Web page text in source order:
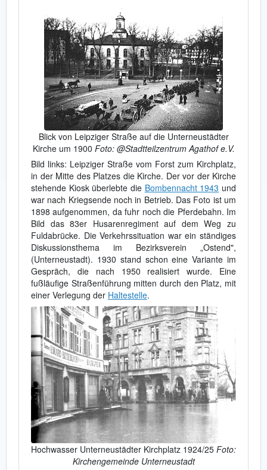
Blick von Leipziger Straße auf die Unterneustädter
Kirche um 1900 Foto: @Stadtteilzentrum Agathof e.V.
Bild links: Leipziger Straße vom Forst zum Kirchplatz,
in der Mitte des Platzes die Kirche. Der vor der Kirche
stehende Kiosk überlebte die Bombennacht 1943 und
war nach Kriegsende noch in Betrieb. Das Foto ist um
1898 aufgenommen, da fuhr noch die Pferdebahn. Im
Bild das 83er Husarenregiment auf dem Weg zu
Fuldabrücke. Die Verkehrssituation war ein ständiges
Diskussionsthema im Bezirksverein „Ostend",
(Unterneustadt). 1930 stand schon eine Variante im
Gespräch, die nach 1950 realisiert wurde. Eine
fußläufige Straßenführung mitten durch den Platz, mit
einer Verlegung der Haltestelle.
Hochwasser Unterneustädter Kirchplatz 1924/25 Foto:
Kirchengemeinde Unterneustadt